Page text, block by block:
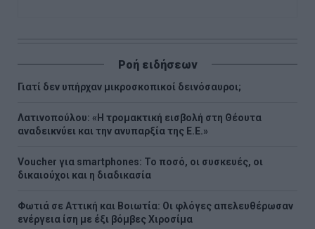
Ροή ειδήσεων
Γιατί δεν υπήρχαν μικροσκοπικοί δεινόσαυροι;
Λατινοπούλου: «Η τρομακτική εισβολή στη Θέουτα
αναδεικνύει και την ανυπαρξία της Ε.Ε.»
Voucher για smartphones: Το ποσό, οι συσκευές, οι
δικαιούχοι και η διαδικασία
Φωτιά σε Αττική και Βοιωτία: Οι φλόγες απελευθέρωσαν
ενέργεια ίση με έξι βόμβες Χιροσίμα